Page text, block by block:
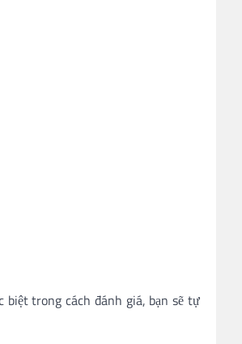
trong cách đánh giá, bạn sẽ tự